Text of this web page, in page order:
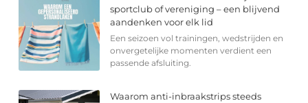
sportclub of vereniging – een blijvend
aandenken voor elk lid
Een seizoen vol trainingen, wedstrijden en
onvergetelijke momenten verdient een
passende afsluiting.
Waarom anti-inbraakstrips steeds